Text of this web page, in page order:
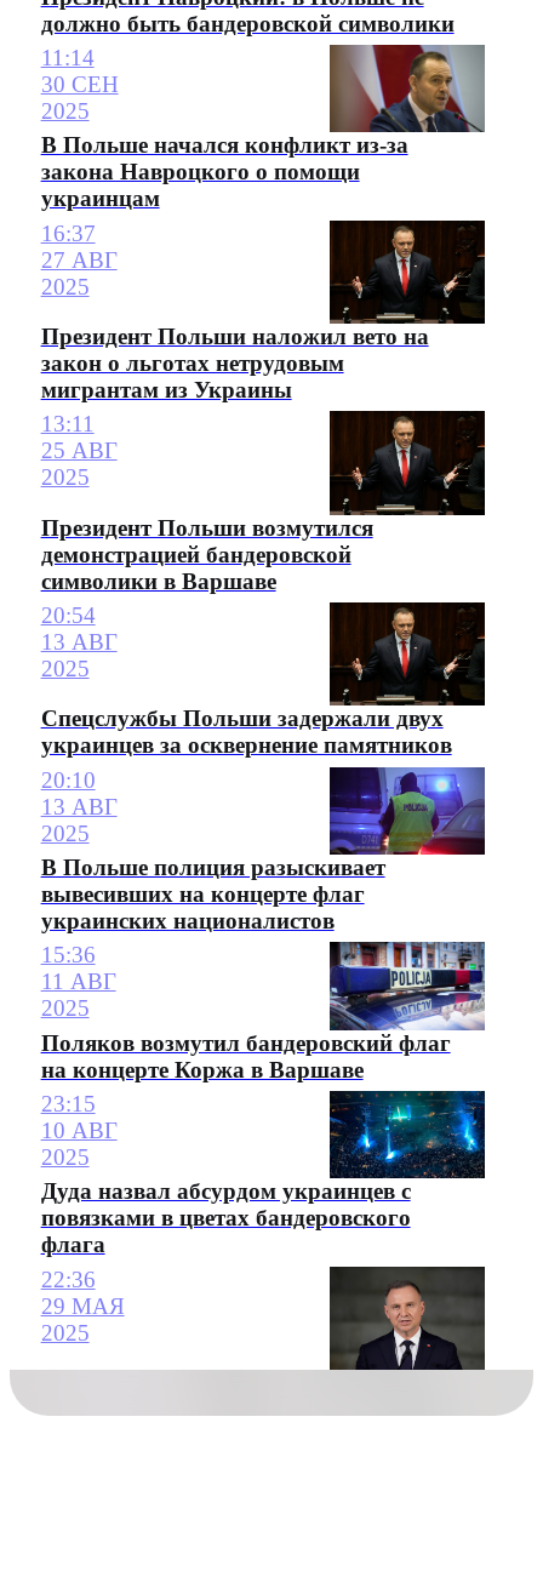
должно быть бандеровской символики
11:14
30 СЕН
2025
В Польше начался конфликт из-за
закона Навроцкого о помощи
украинцам
16:37
27 АВГ
2025
Президент Польши наложил вето на
закон о льготах нетрудовым
мигрантам из Украины
13:11
25 АВГ
2025
Президент Польши возмутился
демонстрацией бандеровской
символики в Варшаве
20:54
13 АВГ
2025
Спецслужбы Польши задержали двух
украинцев за осквернение памятников
20:10
13 АВГ
2025
В Польше полиция разыскивает
вывесивших на концерте флаг
украинских националистов
15:36
11 АВГ
2025
Поляков возмутил бандеровский флаг
на концерте Коржа в Варшаве
23:15
10 АВГ
2025
Дуда назвал абсурдом украинцев с
повязками в цветах бандеровского
флага
22:36
29 МАЯ
2025